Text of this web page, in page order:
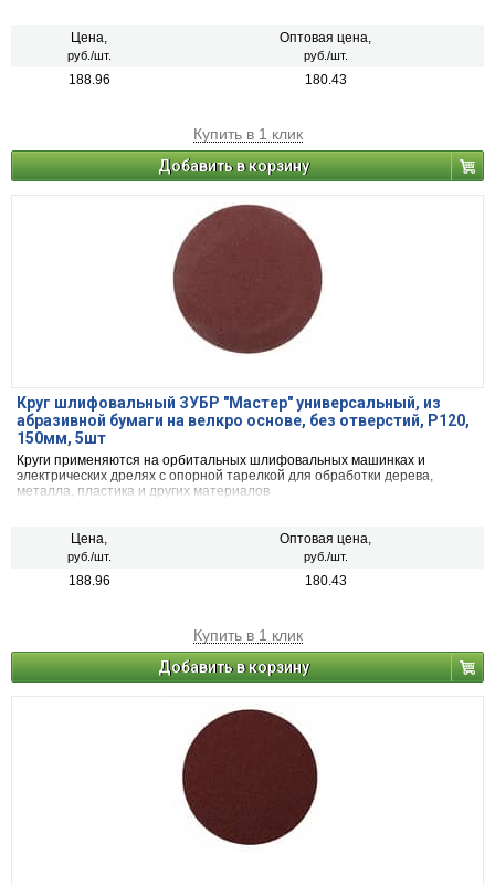
Цена,
руб./шт.
Оптовая цена,
руб./шт.
188.96 180.43
Купить в 1 клик
Добавить в корзину
Круг шлифовальный ЗУБР ″Мастер″ универсальный, из
абразивной бумаги на велкро основе, без отверстий, Р120,
150мм, 5шт
Круги применяются на орбитальных шлифовальных машинках и
электрических дрелях с опорной тарелкой для обработки дерева,
металла, пластика и других материалов
Цена,
руб./шт.
Оптовая цена,
руб./шт.
188.96 180.43
Купить в 1 клик
Добавить в корзину